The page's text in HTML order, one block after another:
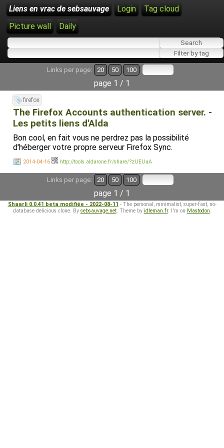
Liens en vrac de sebsauvage Login
Tag cloud
Picture wall
Daily
Links per page: 20 50 100
page 1 / 1
firefox
The Firefox Accounts authentication server. -
Les petits liens d'Alda
Bon cool, en fait vous ne perdrez pas la possibilité
d'héberger votre propre serveur Firefox Sync.
2014-04-16 http://tools.aldarone.fr/share/?zUEUaA
Links per page: 20 50 100
page 1 / 1
Shaarli 0.0.41 beta modifiée - 2022-08-11 - The personal, minimalist, super-fast, no-
database delicious clone. By sebsauvage.net. Theme by idleman.fr. I'm on Mastodon.